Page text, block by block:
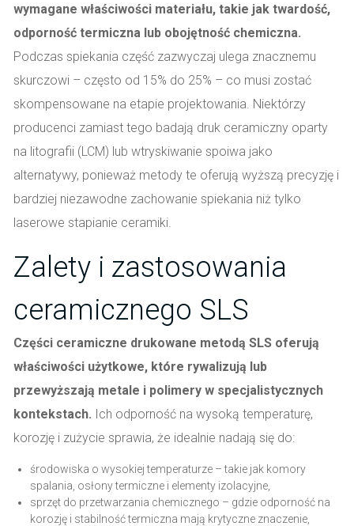
wymagane właściwości materiału, takie jak twardość,
odporność termiczna lub obojętność chemiczna.
Podczas spiekania część zazwyczaj ulega znacznemu
skurczowi – często od 15% do 25% – co musi zostać
skompensowane na etapie projektowania. Niektórzy
producenci zamiast tego badają druk ceramiczny oparty
na litografii (LCM) lub wtryskiwanie spoiwa jako
alternatywy, ponieważ metody te oferują wyższą precyzję i
bardziej niezawodne zachowanie spiekania niż tylko
laserowe stapianie ceramiki.
Zalety i zastosowania
ceramicznego SLS
Części ceramiczne drukowane metodą SLS oferują
właściwości użytkowe, które rywalizują lub
przewyższają metale i polimery w specjalistycznych
kontekstach. Ich odporność na wysoką temperaturę,
korozję i zużycie sprawia, że idealnie nadają się do:
środowiska o wysokiej temperaturze – takie jak komory
spalania, osłony termiczne i elementy izolacyjne,
sprzęt do przetwarzania chemicznego – gdzie odporność na
korozję i stabilność termiczna mają krytyczne znaczenie,